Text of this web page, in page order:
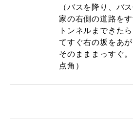
（バスを降り、バ
家の右側の道路をす
トンネルまできた
てすぐ右の坂をあが
そのまままっすぐ
点角）